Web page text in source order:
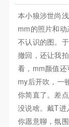
本小狼涉世尚
mm的照片和
不认识的图。
撤回，还让我
看，mm颜值还
my后开吹，一
你简直了。差
没说啥。戴T进
你愿意聊，氛